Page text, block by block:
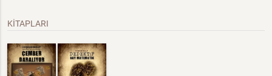
KİTAPLARI